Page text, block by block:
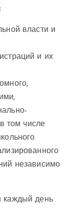
власти и
и их
том числе
независимо
каждый день